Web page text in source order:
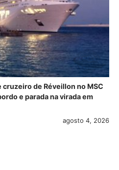
de Réveillon no MSC
e parada na virada em
agosto 4, 2026